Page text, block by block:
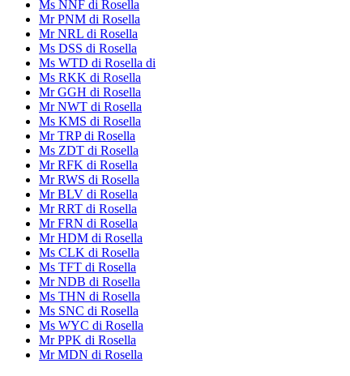
Ms NNF di Rosella
Mr PNM di Rosella
Mr NRL di Rosella
Ms DSS di Rosella
Ms WTD di Rosella di
Ms RKK di Rosella
Mr GGH di Rosella
Mr NWT di Rosella
Ms KMS di Rosella
Mr TRP di Rosella
Ms ZDT di Rosella
Mr RFK di Rosella
Mr RWS di Rosella
Mr BLV di Rosella
Mr RRT di Rosella
Mr FRN di Rosella
Mr HDM di Rosella
Ms CLK di Rosella
Ms TFT di Rosella
Mr NDB di Rosella
Ms THN di Rosella
Ms SNC di Rosella
Ms WYC di Rosella
Mr PPK di Rosella
Mr MDN di Rosella